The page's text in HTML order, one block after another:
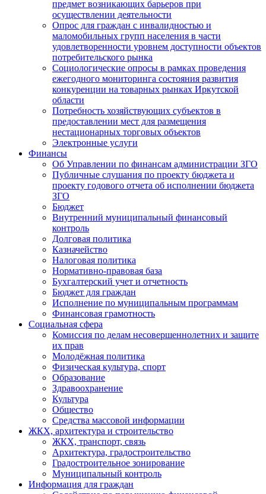
предмет возникающих барьеров при
осуществлении деятельности
Опрос для граждан с инвалидностью и
маломобильных групп населения в части
удовлетворенности уровнем доступности объектов
потребительского рынка
Социологические опросы в рамках проведения
ежегодного мониторинга состояния развития
конкуренции на товарных рынках Иркутской
области
Потребность хозяйствующих субъектов в
предоставлении мест для размещения
нестационарных торговых объектов
Электронные услуги
Финансы
Об Управлении по финансам администрации ЗГО
Публичные слушания по проекту бюджета и
проекту годового отчета об исполнении бюджета
ЗГО
Бюджет
Внутренний муниципальный финансовый
контроль
Долговая политика
Казначейство
Налоговая политика
Нормативно-правовая база
Бухгалтерский учет и отчетность
Бюджет для граждан
Исполнение по муниципальным программам
Финансовая грамотность
Социальная сфера
Комиссия по делам несовершеннолетних и защите
их прав
Молодёжная политика
Физическая культура, спорт
Образование
Здравоохранение
Культура
Общество
Средства массовой информации
ЖКХ, архитектура и строительство
ЖКХ, транспорт, связь
Архитектура, градостроительство
Градостроительное зонирование
Муниципальный контроль
Информация для граждан